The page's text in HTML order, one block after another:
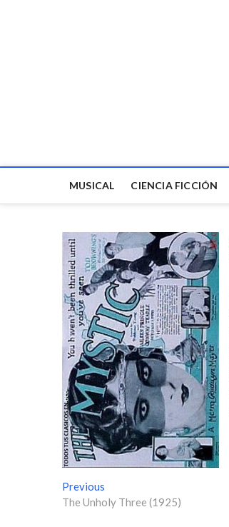
MUSICAL CIENCIA FICCIÓN
N
a
Previous
r
The Unholy Three (1925)